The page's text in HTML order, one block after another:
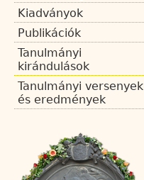
Kiadványok
Publikációk
Tanulmányi
kirándulások
Tanulmányi versenyek
és eredmények